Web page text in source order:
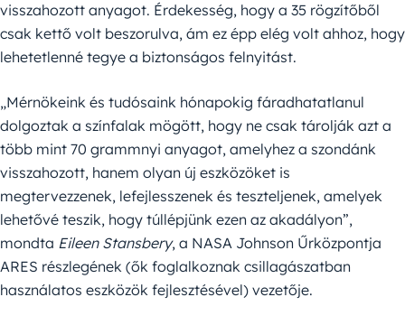
visszahozott anyagot. Érdekesség, hogy a 35 rögzítőből
csak kettő volt beszorulva, ám ez épp elég volt ahhoz, hogy
lehetetlenné tegye a biztonságos felnyitást.
„Mérnökeink és tudósaink hónapokig fáradhatatlanul
dolgoztak a színfalak mögött, hogy ne csak tárolják azt a
több mint 70 grammnyi anyagot, amelyhez a szondánk
visszahozott, hanem olyan új eszközöket is
megtervezzenek, lefejlesszenek és teszteljenek, amelyek
lehetővé teszik, hogy túllépjünk ezen az akadályon”,
mondta Eileen Stansbery, a NASA Johnson Űrközpontja
ARES részlegének (ők foglalkoznak csillagászatban
használatos eszközök fejlesztésével) vezetője.